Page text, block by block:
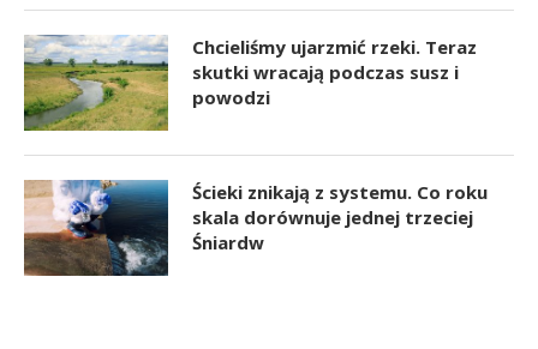
Chcieliśmy ujarzmić rzeki. Teraz
skutki wracają podczas susz i
powodzi
Ścieki znikają z systemu. Co roku
skala dorównuje jednej trzeciej
Śniardw